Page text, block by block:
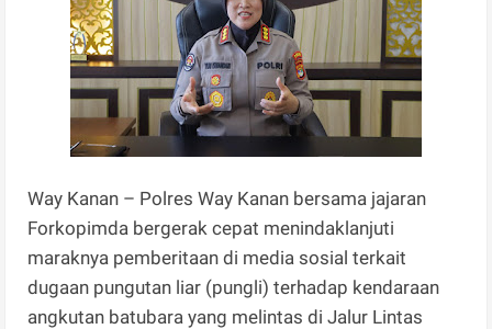
Way Kanan – Polres Way Kanan bersama jajaran
Forkopimda bergerak cepat menindaklanjuti
maraknya pemberitaan di media sosial terkait
dugaan pungutan liar (pungli) terhadap kendaraan
angkutan batubara yang melintas di Jalur Lintas